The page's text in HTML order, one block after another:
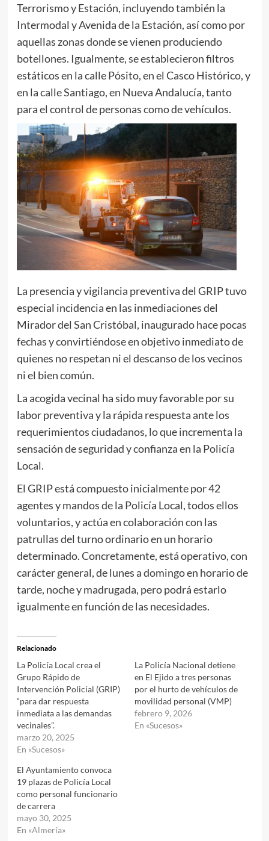
Terrorismo y Estación, incluyendo también la
Intermodal y Avenida de la Estación, así como por
aquellas zonas donde se vienen produciendo
botellones. Igualmente, se establecieron filtros
estáticos en la calle Pósito, en el Casco Histórico, y
en la calle Santiago, en Nueva Andalucía, tanto
para el control de personas como de vehículos.
La presencia y vigilancia preventiva del GRIP tuvo
especial incidencia en las inmediaciones del
Mirador del San Cristóbal, inaugurado hace pocas
fechas y convirtiéndose en objetivo inmediato de
quienes no respetan ni el descanso de los vecinos
ni el bien común.
La acogida vecinal ha sido muy favorable por su
labor preventiva y la rápida respuesta ante los
requerimientos ciudadanos, lo que incrementa la
sensación de seguridad y confianza en la Policía
Local.
El GRIP está compuesto inicialmente por 42
agentes y mandos de la Policía Local, todos ellos
voluntarios, y actúa en colaboración con las
patrullas del turno ordinario en un horario
determinado. Concretamente, está operativo, con
carácter general, de lunes a domingo en horario de
tarde, noche y madrugada, pero podrá estarlo
igualmente en función de las necesidades.
Relacionado
La Policía Local crea el
Grupo Rápido de
Intervención Policial (GRIP)
“para dar respuesta
inmediata a las demandas
vecinales”.
marzo 20, 2025
En «Sucesos»
La Policía Nacional detiene
en El Ejido a tres personas
por el hurto de vehículos de
movilidad personal (VMP)
febrero 9, 2026
En «Sucesos»
El Ayuntamiento convoca
19 plazas de Policía Local
como personal funcionario
de carrera
mayo 30, 2025
En «Almería»